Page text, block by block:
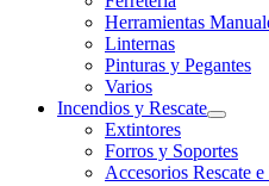
Herramientas
Linternas
Pinturas y Pegantes
Varios
Incendios y Rescate
Extintores
Forros y Soportes
Accesorios Rescate